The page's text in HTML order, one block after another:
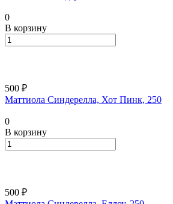
0
В корзину
500 ₽
Маттиола Синдерелла, Хот Пинк, 250
0
В корзину
500 ₽